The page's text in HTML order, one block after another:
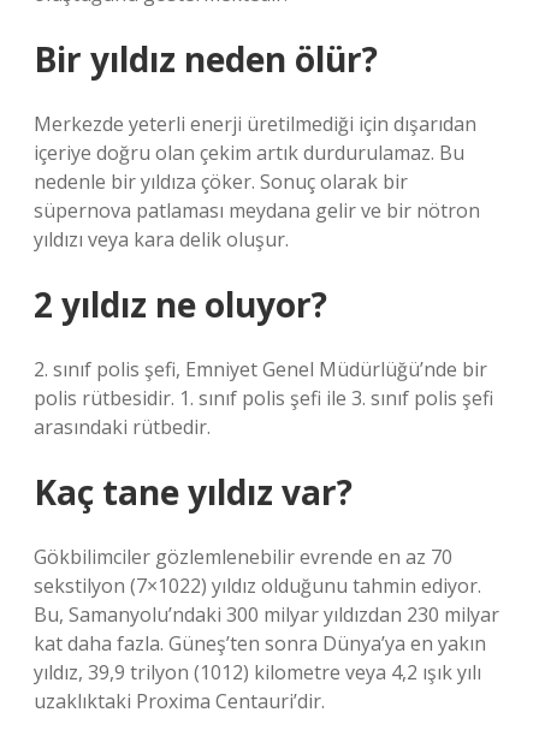
Bir yıldız neden ölür?
Merkezde yeterli enerji üretilmediği için dışarıdan
içeriye doğru olan çekim artık durdurulamaz. Bu
nedenle bir yıldıza çöker. Sonuç olarak bir
süpernova patlaması meydana gelir ve bir nötron
yıldızı veya kara delik oluşur.
2 yıldız ne oluyor?
2. sınıf polis şefi, Emniyet Genel Müdürlüğü’nde bir
polis rütbesidir. 1. sınıf polis şefi ile 3. sınıf polis şefi
arasındaki rütbedir.
Kaç tane yıldız var?
Gökbilimciler gözlemlenebilir evrende en az 70
sekstilyon (7×1022) yıldız olduğunu tahmin ediyor.
Bu, Samanyolu’ndaki 300 milyar yıldızdan 230 milyar
kat daha fazla. Güneş’ten sonra Dünya’ya en yakın
yıldız, 39,9 trilyon (1012) kilometre veya 4,2 ışık yılı
uzaklıktaki Proxima Centauri’dir.